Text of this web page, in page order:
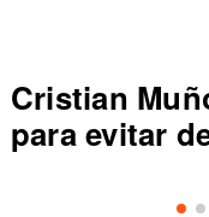
Cristian
para evitar